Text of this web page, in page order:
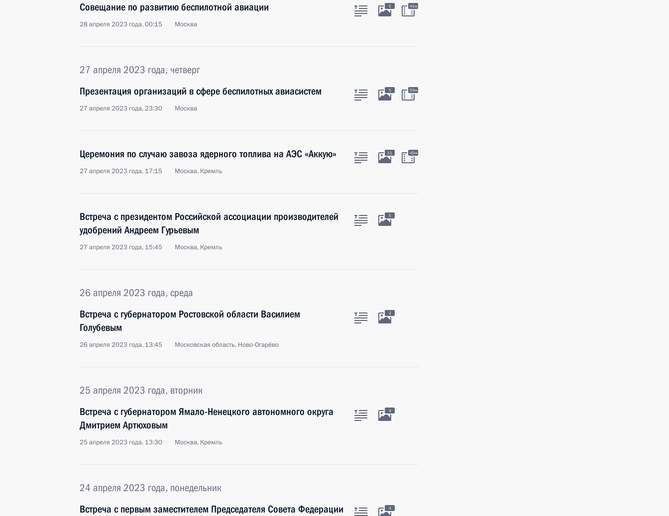
Совещание по развитию беспилотной авиации
28 апреля 2023 года, 00:15 Москва
5 41м
27 апреля 2023 года, четверг
Презентация организаций в сфере беспилотных авиасистем
27 апреля 2023 года, 23:30 Москва
5 59м
Церемония по случаю завоза ядерного топлива на АЭС «Аккую»
27 апреля 2023 года, 17:15 Москва, Кремль
11 45м
Встреча с президентом Российской ассоциации производителей
удобрений Андреем Гурьевым
27 апреля 2023 года, 15:45 Москва, Кремль
5
26 апреля 2023 года, среда
Встреча с губернатором Ростовской области Василием
Голубевым
26 апреля 2023 года, 13:45 Московская область, Ново-Огарёво
2
25 апреля 2023 года, вторник
Встреча с губернатором Ямало-Ненецкого автономного округа
Дмитрием Артюховым
25 апреля 2023 года, 13:30 Москва, Кремль
4
24 апреля 2023 года, понедельник
Встреча с первым заместителем Председателя Совета Федерации
4